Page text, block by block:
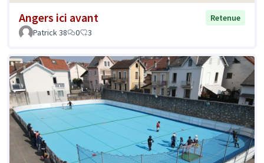
Angers ici avant
Retenue
Patrick 38
0 3